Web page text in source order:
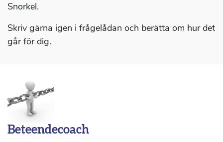
Snorkel.
Skriv gärna igen i frågelådan och berätta om hur det
går för dig.
Beteendecoach